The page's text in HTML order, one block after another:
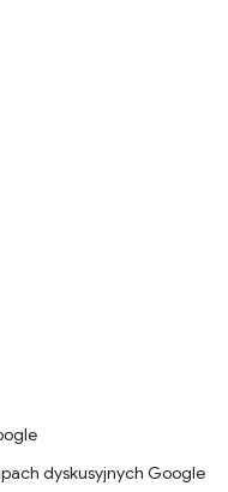
dyskusyjnych Google